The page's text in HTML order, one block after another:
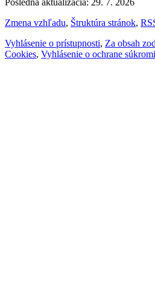
Zmena vzhľadu, Štruktúra stránok,
Vyhlásenie o prístupnosti, Za obsah
Cookies, Vyhlásenie o ochrane